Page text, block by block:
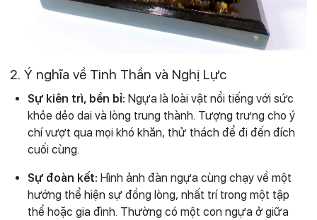
2. Ý nghĩa về Tinh Thần và Nghị Lực
Sự kiên trì, bền bỉ: Ngựa là loài vật nổi tiếng với sức
khỏe dẻo dai và lòng trung thành. Tượng trưng cho ý
chí vượt qua mọi khó khăn, thử thách để đi đến đích
cuối cùng.
Sự đoàn kết: Hình ảnh đàn ngựa cùng chạy về một
hướng thể hiện sự đồng lòng, nhất trí trong một tập
thể hoặc gia đình. Thường có một con ngựa ở giữa